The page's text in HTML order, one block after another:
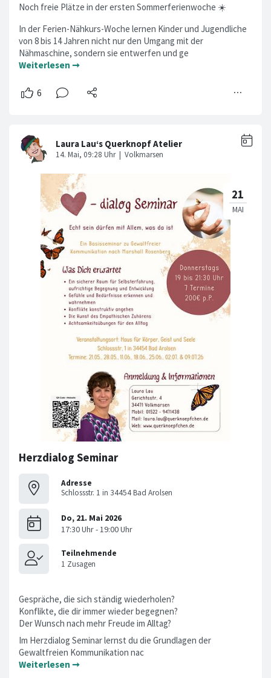
Noch freie Plätze in der ersten Sommerferienwoche ☀️
In der Ferien-Nähkurs-Woche lernen Kinder und Jugendliche
von 8 bis 14 Jahren nicht nur den Umgang mit der
Nähmaschine, sondern sie entwerfen und ge
Weiterlesen ➞
Herzdialog Seminar
Adresse
Schlossstr. 1 in 34454 Bad Arolsen
Gespräche, die sich ständig wiederholen?
Konflikte, die dir immer wieder begegnen?
Der Wunsch nach mehr Freude im Alltag?
Im Herzdialog Seminar lernst du die Grundlagen der
Gewaltfreien Kommunikation nac
Weiterlesen ➞